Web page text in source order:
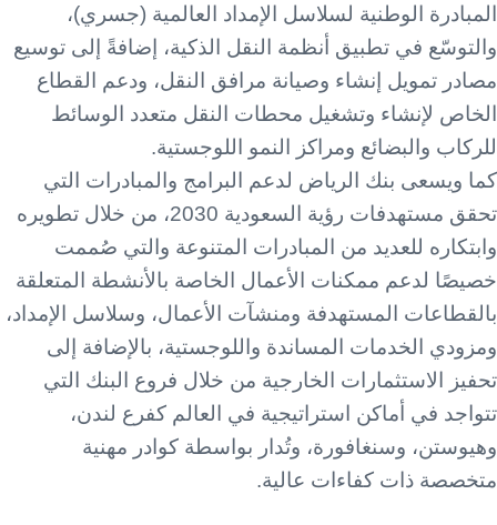
المبادرة الوطنية لسلاسل الإمداد العالمية (جسري)،
والتوسّع في تطبيق أنظمة النقل الذكية، إضافةً إلى توسيع
مصادر تمويل إنشاء وصيانة مرافق النقل، ودعم القطاع
الخاص لإنشاء وتشغيل محطات النقل متعدد الوسائط
للركاب والبضائع ومراكز النمو اللوجستية.
كما ويسعى بنك الرياض لدعم البرامج والمبادرات التي
تحقق مستهدفات رؤية السعودية 2030، من خلال تطويره
وابتكاره للعديد من المبادرات المتنوعة والتي صُممت
خصيصًا لدعم ممكنات الأعمال الخاصة بالأنشطة المتعلقة
بالقطاعات المستهدفة ومنشآت الأعمال، وسلاسل الإمداد،
ومزودي الخدمات المساندة واللوجستية، بالإضافة إلى
تحفيز الاستثمارات الخارجية من خلال فروع البنك التي
تتواجد في أماكن استراتيجية في العالم كفرع لندن،
وهيوستن، وسنغافورة، وتُدار بواسطة كوادر مهنية
متخصصة ذات كفاءات عالية.